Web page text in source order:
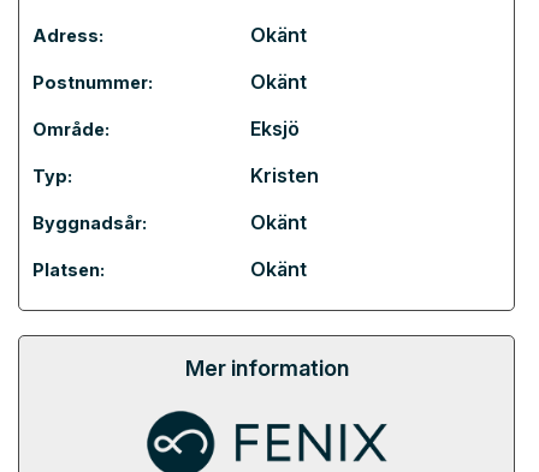
Adress: Okänt
Postnummer: Okänt
Område: Eksjö
Typ: Kristen
Byggnadsår: Okänt
Platsen: Okänt
Mer information